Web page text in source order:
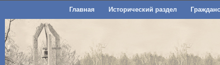
Главная Исторический раздел